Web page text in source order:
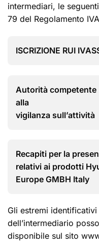
intermediari, le
79 del Regolamento
ISCRIZIONE RUI
Autorità competente
alla
vigilanza sull’attività
Recapiti per la
relativi ai prodotti
Europe GMBH Italy
Gli estremi
dell’intermediario
disponibile sul sito